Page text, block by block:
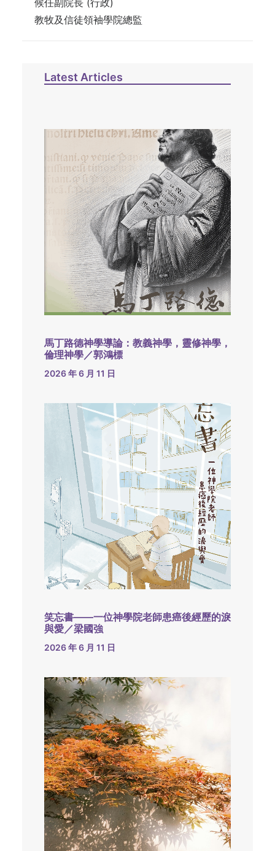
候任副院長 (行政)
教牧及信徒領袖學院總監
Latest Articles
馬丁路德神學導論：教義神學，靈修神學，
倫理神學／郭鴻標
2026 年 6 月 11 日
笑忘書——一位神學院老師患癌後經歷的淚
與愛／梁國強
2026 年 6 月 11 日